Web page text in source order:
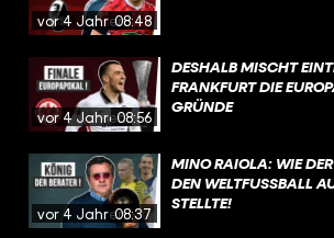
vor 4 Jahren08:48
vor 4 Jahren08:56
DESHALB MISCHT
FRANKFURT DIE
GRÜNDE
vor 4 Jahren08:37
MINO RAIOLA: WIE DER
DEN WELTFUSSBALL
TELLTE!